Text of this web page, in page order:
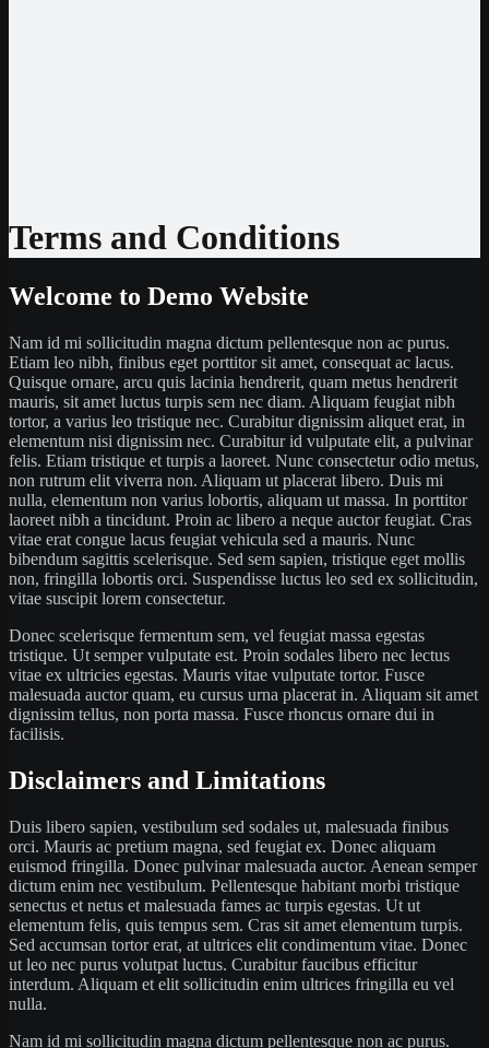
Terms and Conditions
Welcome to Demo Website
Nam id mi sollicitudin magna dictum pellentesque non ac purus.
Etiam leo nibh, finibus eget porttitor sit amet, consequat ac lacus.
Quisque ornare, arcu quis lacinia hendrerit, quam metus hendrerit
mauris, sit amet luctus turpis sem nec diam. Aliquam feugiat nibh
tortor, a varius leo tristique nec. Curabitur dignissim aliquet erat, in
elementum nisi dignissim nec. Curabitur id vulputate elit, a pulvinar
felis. Etiam tristique et turpis a laoreet. Nunc consectetur odio metus,
non rutrum elit viverra non. Aliquam ut placerat libero. Duis mi
nulla, elementum non varius lobortis, aliquam ut massa. In porttitor
laoreet nibh a tincidunt. Proin ac libero a neque auctor feugiat. Cras
vitae erat congue lacus feugiat vehicula sed a mauris. Nunc
bibendum sagittis scelerisque. Sed sem sapien, tristique eget mollis
non, fringilla lobortis orci. Suspendisse luctus leo sed ex sollicitudin,
vitae suscipit lorem consectetur.
Donec scelerisque fermentum sem, vel feugiat massa egestas
tristique. Ut semper vulputate est. Proin sodales libero nec lectus
vitae ex ultricies egestas. Mauris vitae vulputate tortor. Fusce
malesuada auctor quam, eu cursus urna placerat in. Aliquam sit amet
dignissim tellus, non porta massa. Fusce rhoncus ornare dui in
facilisis.
Disclaimers and Limitations
Duis libero sapien, vestibulum sed sodales ut, malesuada finibus
orci. Mauris ac pretium magna, sed feugiat ex. Donec aliquam
euismod fringilla. Donec pulvinar malesuada auctor. Aenean semper
dictum enim nec vestibulum. Pellentesque habitant morbi tristique
senectus et netus et malesuada fames ac turpis egestas. Ut ut
elementum felis, quis tempus sem. Cras sit amet elementum turpis.
Sed accumsan tortor erat, at ultrices elit condimentum vitae. Donec
ut leo nec purus volutpat luctus. Curabitur faucibus efficitur
interdum. Aliquam et elit sollicitudin enim ultrices fringilla eu vel
nulla.
Nam id mi sollicitudin magna dictum pellentesque non ac purus.